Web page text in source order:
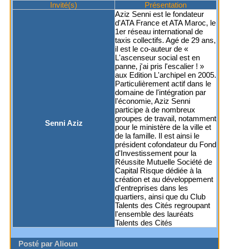
Invité(s) Présentation
Senni Aziz
Aziz Senni est le fondateur
d'ATA France et ATA Maroc, le
1er réseau international de
taxis collectifs. Agé de 29 ans,
il est le co-auteur de «
L'ascenseur social est en
panne, j'ai pris l'escalier ! »
aux Edition L'archipel en 2005.
Particulièrement actif dans le
domaine de l'intégration par
l'économie, Aziz Senni
participe à de nombreux
groupes de travail, notamment
pour le ministère de la ville et
de la famille. Il est ainsi le
président cofondateur du Fond
d'Investissement pour la
Réussite Mutuelle Société de
Capital Risque dédiée à la
création et au développement
d'entreprises dans les
quartiers, ainsi que du Club
Talents des Cités regroupant
l'ensemble des lauréats
Talents des Cités
Posté par Alioun